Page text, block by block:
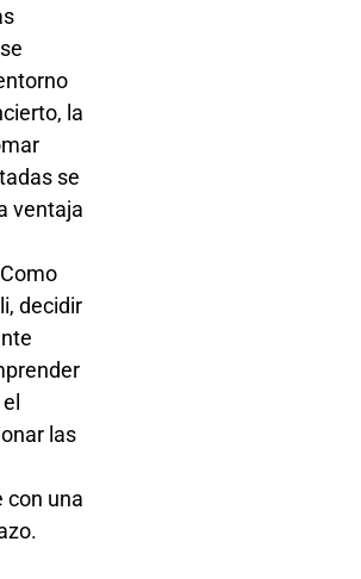
la
se
ventaja
decidir
las
con una